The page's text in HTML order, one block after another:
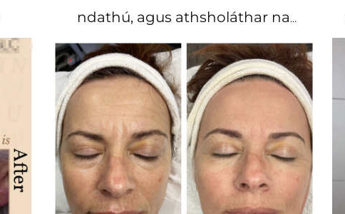
ndathú, agus athsholáthar na
craiceann